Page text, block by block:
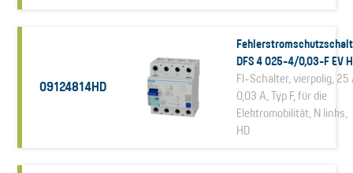
09124814HD
DFS 4 025-4/0,03-F EV
FI-Schalter, vierpolig, 25
0,03 A, Typ F, für die
Elektromobilität, N links,
HD